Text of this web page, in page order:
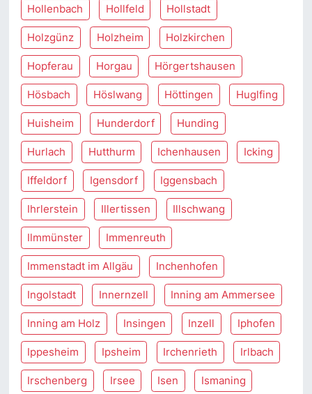
Hollenbach Hollfeld Hollstadt
Holzgünz Holzheim Holzkirchen
Hopferau Horgau Hörgertshausen
Hösbach Höslwang Höttingen Huglfing
Huisheim Hunderdorf Hunding
Hurlach Hutthurm Ichenhausen Icking
Iffeldorf Igensdorf Iggensbach
Ihrlerstein Illertissen Illschwang
Ilmmünster Immenreuth
Immenstadt im Allgäu Inchenhofen
Ingolstadt Innernzell Inning am Ammersee
Inning am Holz Insingen Inzell Iphofen
Ippesheim Ipsheim Irchenrieth Irlbach
Irschenberg Irsee Isen Ismaning